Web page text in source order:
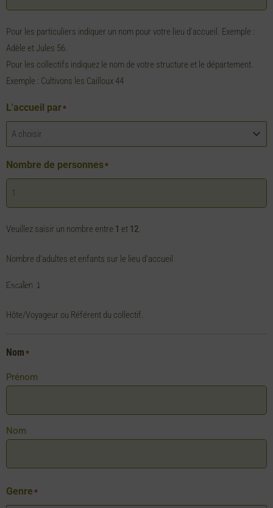
Pour les particuliers indiquer un nom pour votre lieu d'accueil. Exemple :
Adèle et Jules 56.
Pour les collectifs indiquez le nom de votre structure et le département.
Exemple : Cultivons les Cailloux 44
L'accueil par*
Nombre de personnes*
Veuillez saisir un nombre entre 1 et 12.
Nombre d'adultes et enfants sur le lieu d'accueil
Escalien 1
Hôte/Voyageur ou Référent du collectif.
Nom *
Prénom
Nom
Genre *